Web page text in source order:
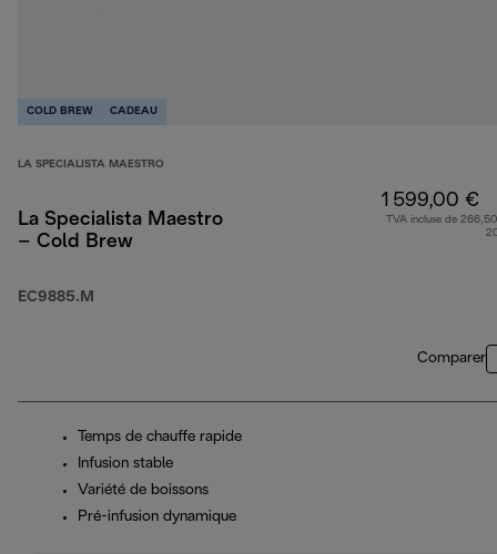
COLD BREW CADEAU
LA SPECIALISTA MAESTRO
La Specialista Maestro
– Cold Brew
EC9885.M
1 599,00 €
TVA incluse de
Comparer
Temps de chauffe rapide
Infusion stable
Variété de boissons
Pré-infusion dynamique